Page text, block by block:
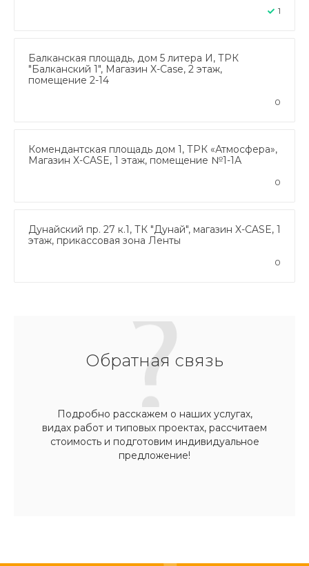
1
Балканская площадь, дом 5 литера И, ТРК
"Балканский 1", Магазин X-Case, 2 этаж,
помещение 2-14
0
Комендантская площадь дом 1, ТРК «Атмосфера»,
Магазин X-CASE, 1 этаж, помещение №1-1А
0
Дунайский пр. 27 к.1, ТК "Дунай", магазин X-CASE, 1
этаж, прикассовая зона Ленты
0
Обратная связь
Подробно расскажем о наших услугах,
видах работ и типовых проектах, рассчитаем
стоимость и подготовим индивидуальное
предложение!